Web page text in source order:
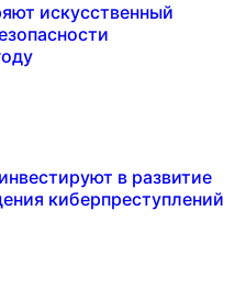
искусственный
в развитие
киберпреступлений